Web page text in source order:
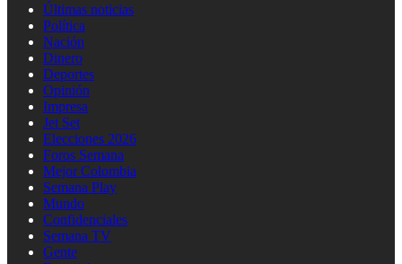
Últimas noticias
Política
Nación
Dinero
Deportes
Opinión
Impresa
Jet Set
Elecciones 2026
Foros Semana
Mejor Colombia
Semana Play
Mundo
Confidenciales
Semana TV
Gente